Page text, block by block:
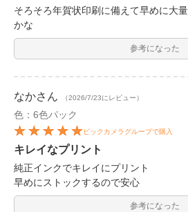
そろそろ年賀状印刷に備えて早めに大
かな
参考になった
なかさん （2026/7/23にレビュー）
色：6色パック
ビックカメラグループで購入
キレイなプリント
純正インクでキレイにプリント
早めにストックするので安心
参考になった